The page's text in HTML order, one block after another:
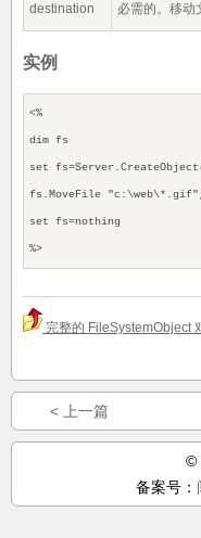
destination 必需的。移动
实例
<%
dim fs
set
fs.MoveFile
set fs=nothing
%>
完整的 FileSystemObject
< 上一篇
©
备案号：